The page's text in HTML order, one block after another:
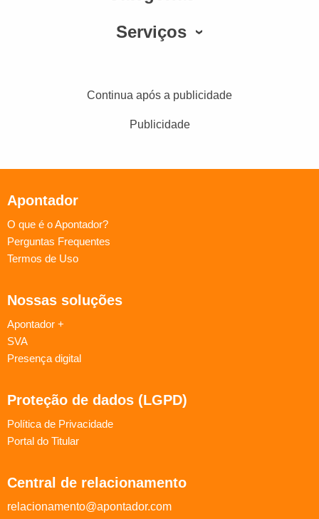
Serviços
Continua após a publicidade
Publicidade
Apontador
O que é o Apontador?
Perguntas Frequentes
Termos de Uso
Nossas soluções
Apontador +
SVA
Presença digital
Proteção de dados (LGPD)
Política de Privacidade
Portal do Titular
Central de relacionamento
relacionamento@apontador.com